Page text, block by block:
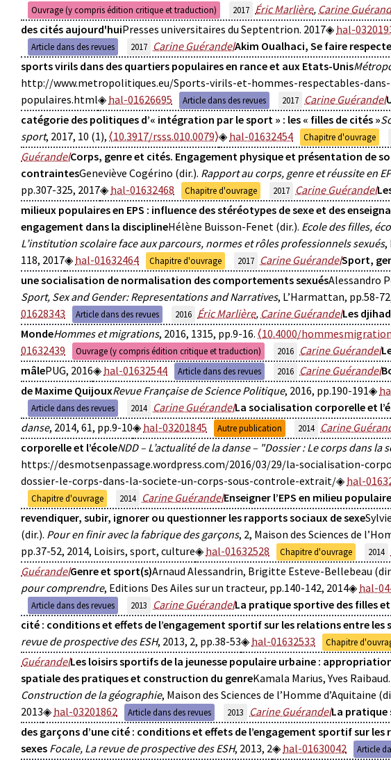
Ouvrage (y compris édition critique et traduction) 2017 Éric Marlière, Carine
des cités aujourd'huiPresses universitaires du Septentrion. 2017 hal-
Article dans des revues 2017 Carine GuérandelAkim Oualhaci, Se faire
sports virils dans des quartiers populaires en rance et aux Etats-Unis
http://www.metropolitiques.eu/Sports-virils-et-hommes-respectables-
populaires.html
hal-01626695 Article dans des revues 2017 Carine Guérandel
catégorie des politiques d’« intégration par le sport » : les « filles de cités »
sport, 2017, 10 (1), ⟨10.3917/rsss.010.0079⟩ hal-01632454 Chapitre d'ouvrage
GuérandelCorps, genre et cités. Engagement physique et présentation de
contraintesGeneviève Cogérino (dir.). Rapport au corps, genre et réussite en
pp.307-325, 2017
hal-01632468 Chapitre d'ouvrage 2017 Carine Guérandel
milieux populaires en EPS : influence des stéréotypes de sexe et des
engagement dans la disciplineHélène Buisson-Fenet (dir.). Ecole des filles,
L’institution scolaire face aux parcours, normes et rôles professionnels sexués,
118, 2017
hal-01632464 Chapitre d'ouvrage 2017 Carine GuérandelSport,
une socialisation de normalisation des comportements sexuésAlessandro
Sport, Sex and Gender: Representations and Narratives, L’Harmattan, pp.58-
01628343
Article dans des revues 2016 Éric Marlière, Carine GuérandelLes
MondeHommes et migrations, 2016, 1315, pp.9-16. ⟨10.4000/
01632439
Ouvrage (y compris édition critique et traduction) 2016 Carine Guérandel
mâlePUG, 2016 hal-01632544 Article dans des revues 2016 Carine Guérandel
de Maxime QuijouxRevue Française de Science Politique, 2016, pp.190-191
Article dans des revues 2014 Carine GuérandelLa socialisation corporelle et
danse, 2014, 61, pp.9-10 hal-03201845 Autre publication 2014 Carine
corporelle et l’écoleNDD – L’actualité de la danse – "Dossier : Le corps dans la
https://desmotsenpassage.wordpress.com/2016/03/29/la-socialisation-
dossier-le-corps-dans-la-societe-un-corps-sous-controle-extrait/
hal-
Chapitre d'ouvrage 2014 Carine GuérandelEnseigner l’EPS en milieu
revendiquer, subir, ignorer ou questionner les rapports sociaux de sexe
(dir.). Pour en finir avec la fabrique des garçons, 2, Maison des Sciences de
pp.37-52, 2014, Loisirs, sport, culture
hal-01632528 Chapitre d'ouvrage 2014
GuérandelGenre et sport(s)Arnaud Alessandrin, Brigitte Esteve-Bellebeau
pour comprendre, Editions Des Ailes sur un tracteur, pp.140-142, 2014 hal-
Article dans des revues 2013 Carine GuérandelLa pratique sportive des filles et
cité : conditions et effets de l’engagement sportif sur les relations entre les
revue de prospective des ESH, 2013, 2, pp.38-53 hal-01632533 Chapitre
GuérandelLes loisirs sportifs de la jeunesse populaire urbaine :
spatiale des pratiques et construction du genreKamala Marius, Yves Raibaud.
Construction de la géographie, Maison des Sciences de l’Homme d’Aquitaine
2013
hal-03201862 Article dans des revues 2013 Carine GuérandelLa pratique
des garçons d’une cité : conditions et effets de l’engagement sportif sur les
sexes Focale, La revue de prospective des ESH, 2013, 2 hal-01630042 Article